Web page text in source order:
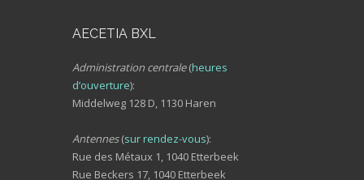
AECETIA BXL
Administration centrale(heures
d’ouverture):
Middelweg 128 D, 1130 Haren
Antennes(sur rendez-vous):
Rue des Métaux 1, 1040 Etterbeek
Rue Beckers 17, 1040 Etterbeek